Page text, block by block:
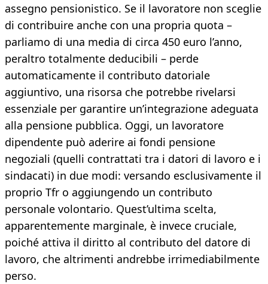
assegno pensionistico. Se il lavoratore non sceglie
di contribuire anche con una propria quota –
parliamo di una media di circa 450 euro l’anno,
peraltro totalmente deducibili – perde
automaticamente il contributo datoriale
aggiuntivo, una risorsa che potrebbe rivelarsi
essenziale per garantire un’integrazione adeguata
alla pensione pubblica. Oggi, un lavoratore
dipendente può aderire ai fondi pensione
negoziali (quelli contrattati tra i datori di lavoro e i
sindacati) in due modi: versando esclusivamente il
proprio Tfr o aggiungendo un contributo
personale volontario. Quest’ultima scelta,
apparentemente marginale, è invece cruciale,
poiché attiva il diritto al contributo del datore di
lavoro, che altrimenti andrebbe irrimediabilmente
perso.